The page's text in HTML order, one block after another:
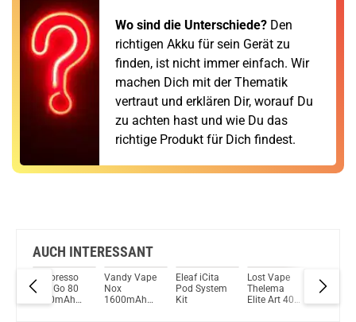
Wo sind die Unterschiede?Den
richtigen Akku für sein Gerät zu
finden, ist nicht immer einfach. Wir
machen Dich mit der Thematik
vertraut und erklären Dir, worauf Du
zu achten hast und wie Du das
richtige Produkt für Dich findest.
AUCH INTERESSANT
Vaporesso
GTX Go 80
3000mAh
Vandy Vape
Nox
1600mAh
Eleaf iCita
Pod System
Kit
Lost Vape
Thelema
Elite Art 40
Innokin
Pod 2ml